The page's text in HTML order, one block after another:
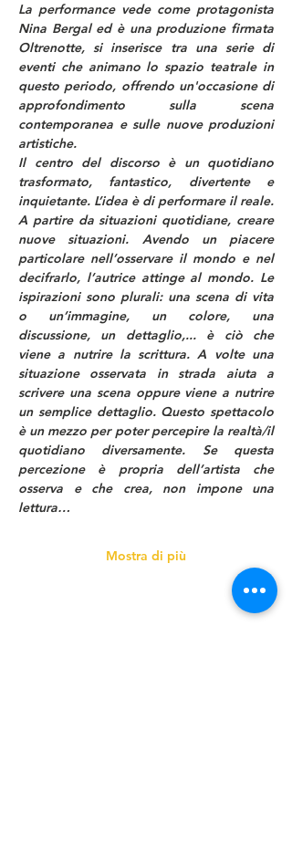
La performance vede come protagonista
Nina Bergal ed è una produzione firmata
Oltrenotte, si inserisce tra una serie di
eventi che animano lo spazio teatrale in
questo periodo, offrendo un'occasione di
approfondimento sulla scena
contemporanea e sulle nuove produzioni
artistiche.
Il centro del discorso è un quotidiano
trasformato, fantastico, divertente e
inquietante. L’idea è di performare il reale.
A partire da situazioni quotidiane, creare
nuove situazioni. Avendo un piacere
particolare nell’osservare il mondo e nel
decifrarlo, l’autrice attinge al mondo. Le
ispirazioni sono plurali: una scena di vita
o un’immagine, un colore, una
discussione, un dettaglio,... è ciò che
viene a nutrire la scrittura. A volte una
situazione osservata in strada aiuta a
scrivere una scena oppure viene a nutrire
un semplice dettaglio. Questo spettacolo
è un mezzo per poter percepire la realtà/il
quotidiano diversamente. Se questa
percezione è propria dell’artista che
osserva e che crea, non impone una
lettura…
Mostra di più